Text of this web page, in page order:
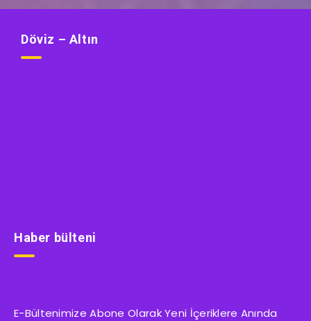
Döviz – Altın
Haber bülteni
E-Bültenimize Abone Olarak Yeni İçeriklere Anında